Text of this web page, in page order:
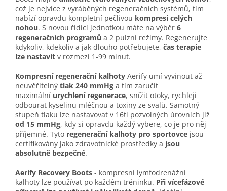
což je nejvíce z vyráběných regeneračních systémů, tím
nabízí opravdu kompletní pečlivou kompresi celých
nohou. S novou řídící jednotkou máte na výběr 6
regeneračních programů a 2 pulzní režimy. Regenerujte
kdykoliv, kdekoliv a jak dlouho potřebujete, čas terapie
lze nastavit v rozmezí 1-99 minut.
Kompresní regenerační kalhoty Aerify umí vyvinout až
neuvěřitelný tlak 240 mmHg a tím zaručit
maximální urychlení regenerace, snížit otoky, rychleji
odbourat kyselinu mléčnou a toxiny ze svalů. Samotný
stupeň tlaku lze nastavovat v 16ti pozvolných úrovních již
od 15 mmHg, kdy si opravdu každý vybere, co je pro něj
příjemné. Tyto regenerační kalhoty pro sportovce jsou
certifikovány jako zdravotnické prostředky a jsou
absolutně bezpečné.
Aerify Recovery Boots - kompresní lymfodrenážní
kalhoty lze používat po každém tréninku. Při vícefázové